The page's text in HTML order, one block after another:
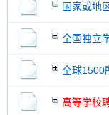
国家或地
全国独立
全球1500
高等学校